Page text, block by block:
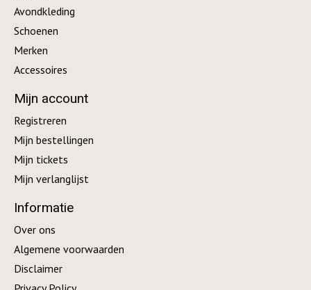
Avondkleding
Schoenen
Merken
Accessoires
Mijn account
Registreren
Mijn bestellingen
Mijn tickets
Mijn verlanglijst
Informatie
Over ons
Algemene voorwaarden
Disclaimer